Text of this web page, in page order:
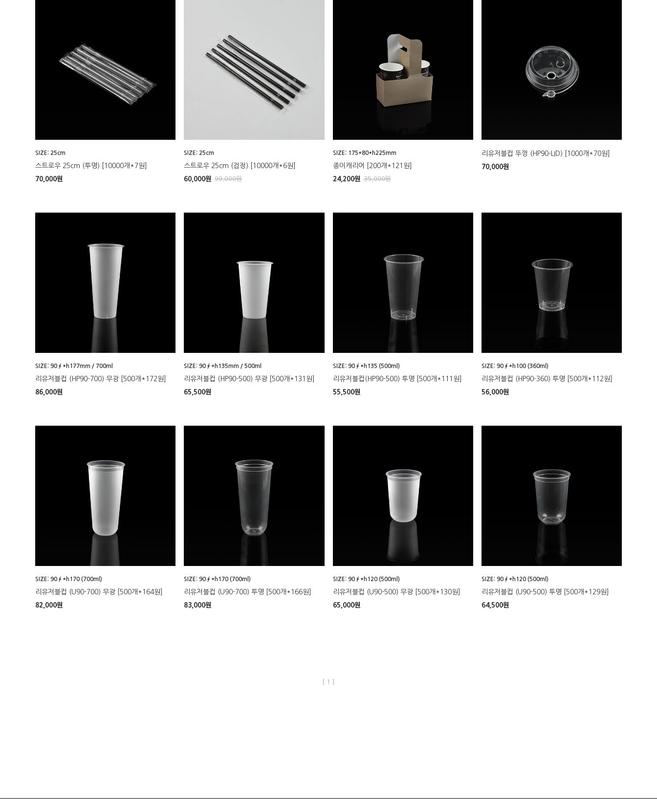
SIZE: 25cm
스트로우 25cm (투명) [10000개*7원]
70,000원
SIZE: 25cm
스트로우 25cm (검정) [10000개*6원]
60,000원 99,000원
SIZE: 175*80*h225mm
종이캐리어 [200개*121원]
24,200원 35,000원
리유저블컵 뚜껑 (HP90-LID) [1000개*70원]
70,000원
SIZE: 90∮*h177mm / 700ml
리유저블컵 (HP90-700) 무광 [500개*172원]
86,000원
SIZE: 90∮*h135mm / 500ml
리유저블컵 (HP90-500) 무광 [500개*131원]
65,500원
SIZE: 90∮*h135 (500ml)
리유저블컵(HP90-500) 투명 [500개*111원]
55,500원
SIZE: 90∮*h100 (360ml)
리유저블컵 (HP90-360) 투명 [500개*112원]
56,000원
SIZE: 90∮*h170 (700ml)
리유저블컵 (U90-700) 무광 [500개*164원]
82,000원
SIZE: 90∮*h170 (700ml)
리유저블컵 (U90-700) 투명 [500개*166원]
83,000원
SIZE: 90∮*h120 (500ml)
리유저블컵 (U90-500) 무광 [500개*130원]
65,000원
SIZE: 90∮*h120 (500ml)
리유저블컵 (U90-500) 투명 [500개*129원]
64,500원
[ 1 ]